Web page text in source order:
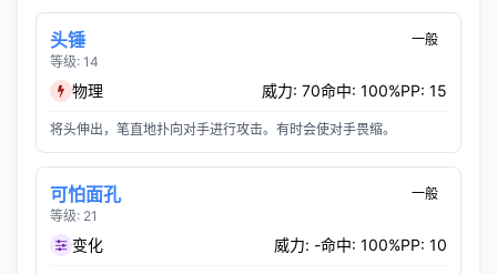
头锤
等级: 14
一般
物理 威力: 70命中: 100%PP: 15
将头伸出，笔直地扑向对手进行攻击。有时会使对手畏缩。
可怕面孔
等级: 21
一般
变化 威力: -命中: 100%PP: 10